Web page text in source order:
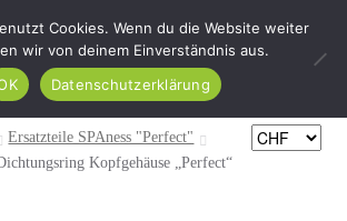
Menü
Ersatzteile SPAness "Perfect"
Kopfgehäuse „Perfect“
Cookies. Wenn du die Website weiter
wir von deinem Einverständnis aus.
Datenschutzerklärung